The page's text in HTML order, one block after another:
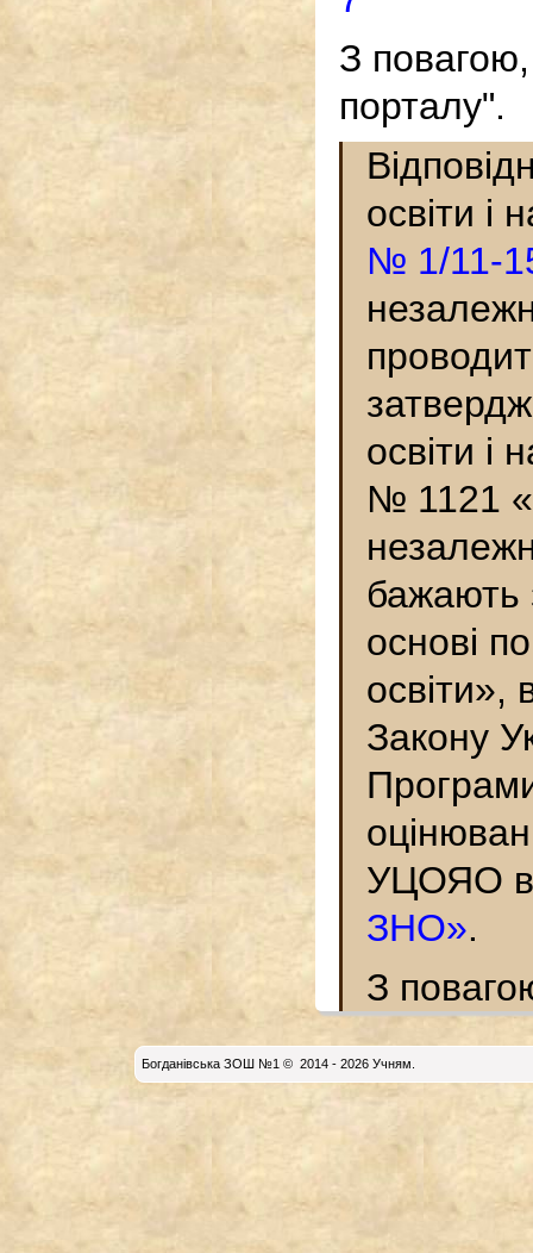
З
порталу".
освіти і
№ 1/11-
освіти і
№ 1121
бажають
основі
освіти»,
Закону
УЦОЯО в
ЗНО».
З
Богданiвська ЗОШ №1 © 2014 - 2026 Учням.